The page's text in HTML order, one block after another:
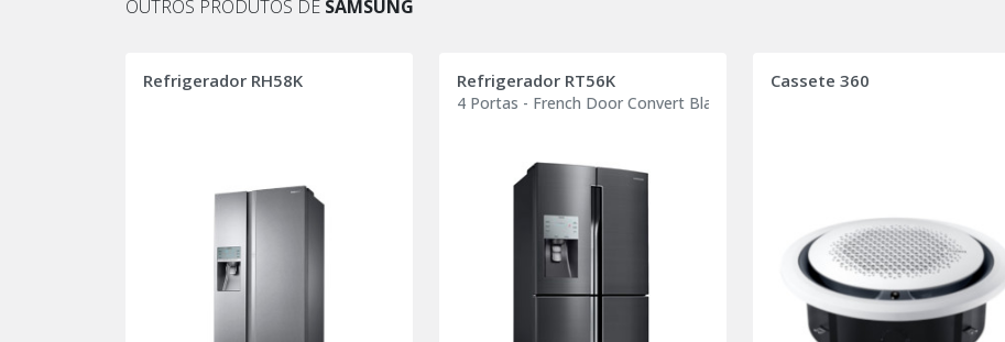
OUTROS PRODUTOS DE SAMSUNG
Refrigerador RH58K Refrigerador RT56K
4 Portas - French Door Convert Black Edition
Cassete 360